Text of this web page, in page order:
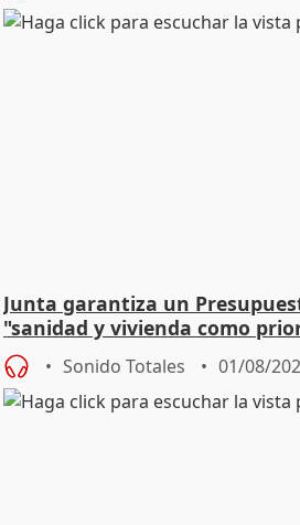
Junta garantiza un
"sanidad y vivienda como
Sonido Totales 01/08/